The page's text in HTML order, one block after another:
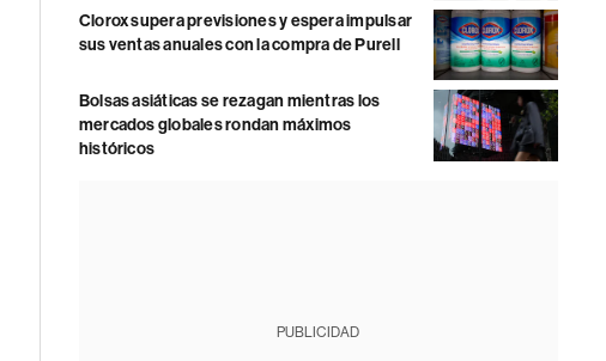
Clorox supera previsiones y espera impulsar
sus ventas anuales con la compra de Purell
Bolsas asiáticas se rezagan mientras los
mercados globales rondan máximos
históricos
PUBLICIDAD